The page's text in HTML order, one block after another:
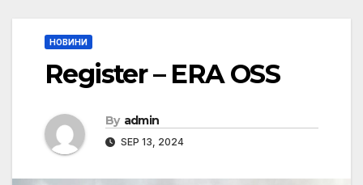
НОВИНИ
Register – ERA OSS
By admin
SEP 13, 2024